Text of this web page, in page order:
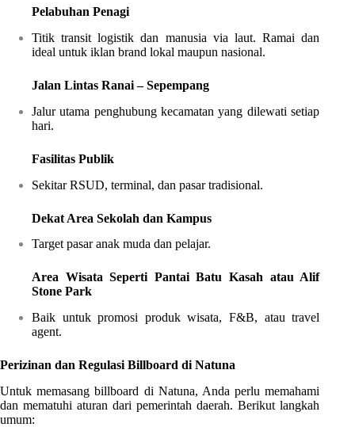
Pelabuhan Penagi
Titik transit logistik dan manusia via laut. Ramai dan
ideal untuk iklan brand lokal maupun nasional.
Jalan Lintas Ranai – Sepempang
Jalur utama penghubung kecamatan yang dilewati setiap
hari.
Fasilitas Publik
Sekitar RSUD, terminal, dan pasar tradisional.
Dekat Area Sekolah dan Kampus
Target pasar anak muda dan pelajar.
Area Wisata Seperti Pantai Batu Kasah atau Alif
Stone Park
Baik untuk promosi produk wisata, F&B, atau travel
agent.
Perizinan dan Regulasi Billboard di Natuna
Untuk memasang billboard di Natuna, Anda perlu memahami
dan mematuhi aturan dari pemerintah daerah. Berikut langkah
umum: